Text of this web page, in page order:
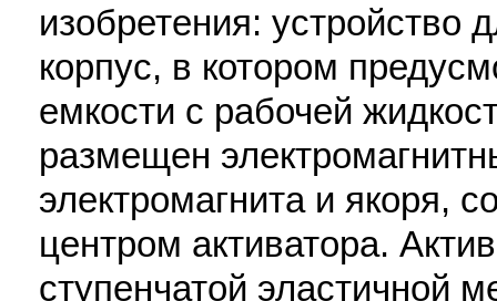
изобретения: устройство
корпус, в котором
емкости с рабочей
размещен
электромагнита и якоря,
центром активатора.
ступенчатой эластичной